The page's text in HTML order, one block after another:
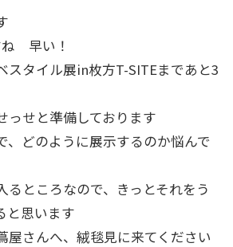
ね 早い！
スタイル展in枚方T-SITEまであと3
っせと準備しております
、どのように展示するのか悩んで
るところなので、きっとそれをう
と思います
屋さんへ、絨毯見に来てください